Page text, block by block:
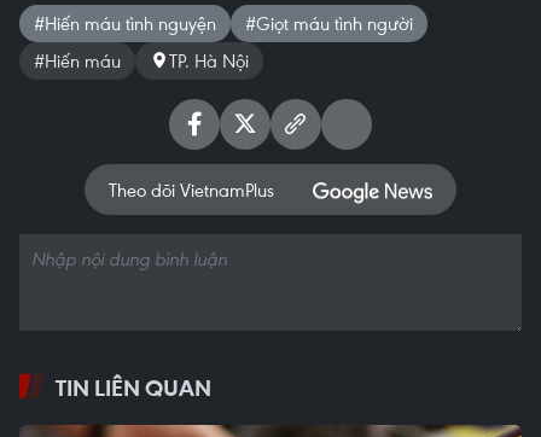
#Hiến máu tình nguyện
#Giọt máu tình người
#Hiến máu
TP. Hà Nội
Theo dõi VietnamPlus
TIN LIÊN QUAN